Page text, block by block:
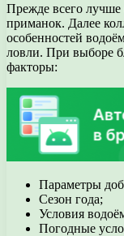
Прежде всего лучше
приманок. Далее
особенностей
ловли. При выборе
факторы:
Параметры
Сезон года;
Условия
Погодные